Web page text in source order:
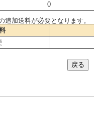
0
追加送料が必要となります。